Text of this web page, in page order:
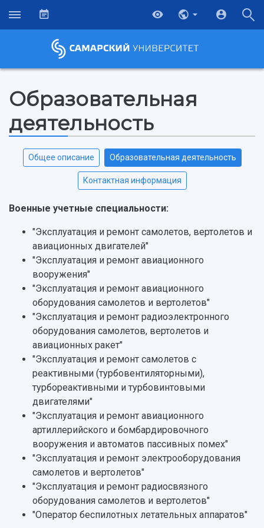
НАЗАД
Об университете
История
Ключевые факты
Рейтинги
Руководство
Наблюдательный совет
Попечительский совет
Ученый совет
Ректорат
Кадровый резерв
Персоналии
Сотрудники и преподаватели
Заслуженные деятели
Структура университета
Институты и факультеты
Кафедры
Новости
Главные новости
Бортжурнал
Объявления
События
СМИ об университете
Пресс-центр
Газета "Полет"
Газета "Самарский университет"
Мы в соцсетях
Мультимедиа
Подкасты
Просветительский проект "Одержимы
Образование
Почему я выбираю Самарский университет?
Абитуриенту
Бакалавриат и специалитет
Магистратура
Аспирантура
Формы обучения
Учебные планы
Дополнительное образование
Институты и факультеты
Образовательные программы
Профессорско-преподавательский состав
Расписание занятий
Стипендии
Тестирование иностранных граждан на
знание русского языка, истории России и
Научно-исследовательская деятельность
Основные научные направления
Научные школы и ведущие научные коллективы
Диссертационные советы
Подготовка научных кадров
Конкурс на замещение должностей научных
работников
Научно-технический совет
Научные проекты и темы
Аспирантура и докторантура
Справочные материалы
Научная инфраструктура
Научно-исследовательские подразделения
Структурная схема управления научно-
исследовательской деятельностью
Материальная база
Образовательная
деятельность
Общее описание Образовательная деятельность
Контактная информация
Военные учетные специальности:
"Эксплуатация и ремонт самолетов, вертолетов и
авиационных двигателей"
"Эксплуатация и ремонт авиационного
вооружения"
"Эксплуатация и ремонт авиационного
оборудования самолетов и вертолетов"
"Эксплуатация и ремонт радиоэлектронного
оборудования самолетов, вертолетов и
авиационных ракет"
"Эксплуатация и ремонт самолетов с
реактивными (турбовентиляторными),
турбореактивными и турбовинтовыми
двигателями"
"Эксплуатация и ремонт авиационного
артиллерийского и бомбардировочного
вооружения и автоматов пассивных помех"
"Эксплуатация и ремонт электрооборудования
самолетов и вертолетов"
"Эксплуатация и ремонт радиосвязного
оборудования самолетов и вертолетов"
"Оператор беспилотных летательных аппаратов"